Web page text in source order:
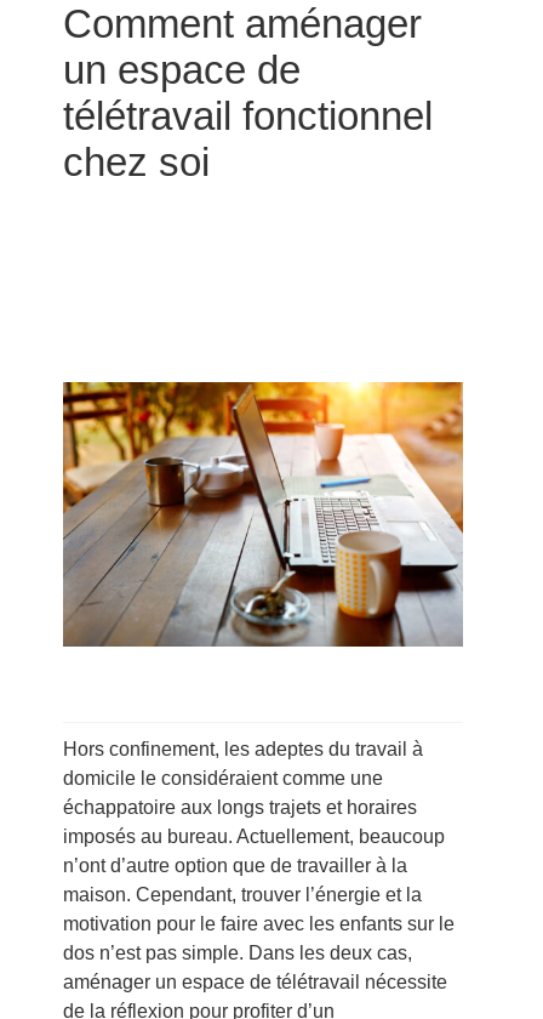
Comment aménager
un espace de
télétravail fonctionnel
chez soi
Hors confinement, les adeptes du travail à
domicile le considéraient comme une
échappatoire aux longs trajets et horaires
imposés au bureau. Actuellement, beaucoup
n’ont d’autre option que de travailler à la
maison. Cependant, trouver l’énergie et la
motivation pour le faire avec les enfants sur le
dos n’est pas simple. Dans les deux cas,
aménager un espace de télétravail nécessite
de la réflexion pour profiter d’un